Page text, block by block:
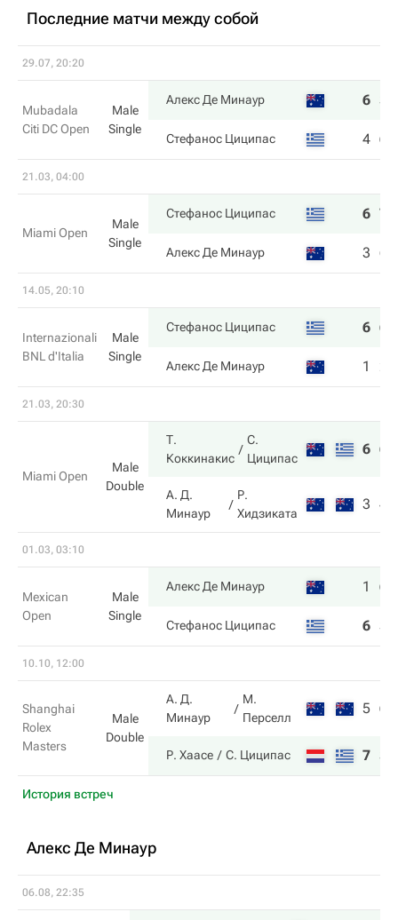
Последние матчи между собой
29.07, 20:20
Mubadala
Citi DC Open
Male
Single
Алекс Де Минаур 6 3
Стефанос Циципас 4 6
21.03, 04:00
Miami Open
Male
Single
Стефанос Циципас 6 7
Алекс Де Минаур 3 6
14.05, 20:10
Internazionali
BNL d'Italia
Male
Single
Стефанос Циципас 6 6
Алекс Де Минаур 1 2
21.03, 20:30
Miami Open
Male
Double
Т.
Коккинакис
С.
Циципас
6 6
А. Д.
Минаур
Р.
Хидзиката
3 4
01.03, 03:10
Mexican
Open
Male
Single
Алекс Де Минаур 1 6
Стефанос Циципас 6 3
10.10, 12:00
Shanghai
Rolex
Masters
Male
Double
А. Д.
Минаур
М.
Перселл
5 6
Р. Хаасе С. Циципас 7 3
История встреч
Алекс Де Минаур
06.08, 22:35